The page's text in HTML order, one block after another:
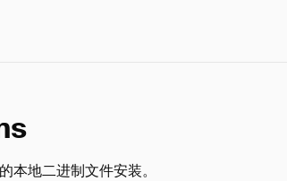
本地二进制文件安装。